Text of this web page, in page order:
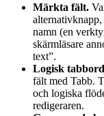
Märkta fält.
namn (en
skärmläsare
text”.
Logisk
fält med Tabb.
och logiska
redigeraren.